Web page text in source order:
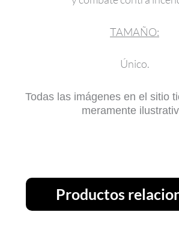
TAMAÑO:
Único.
Todas las imágenes en el sitio
meramente
Productos